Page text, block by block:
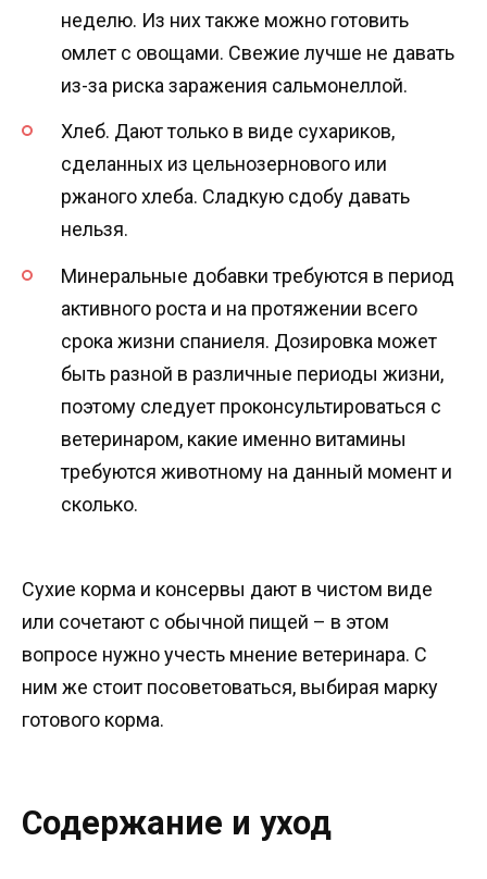
неделю. Из них также можно готовить
омлет с овощами. Свежие лучше не давать
из-за риска заражения сальмонеллой.
Хлеб. Дают только в виде сухариков,
сделанных из цельнозернового или
ржаного хлеба. Сладкую сдобу давать
нельзя.
Минеральные добавки требуются в период
активного роста и на протяжении всего
срока жизни спаниеля. Дозировка может
быть разной в различные периоды жизни,
поэтому следует проконсультироваться с
ветеринаром, какие именно витамины
требуются животному на данный момент и
сколько.
Сухие корма и консервы дают в чистом виде
или сочетают с обычной пищей – в этом
вопросе нужно учесть мнение ветеринара. С
ним же стоит посоветоваться, выбирая марку
готового корма.
Содержание и уход